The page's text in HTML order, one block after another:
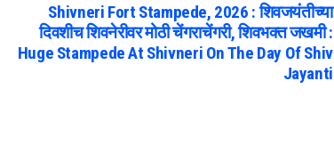
Shivneri Fort Stampede, 2026 : शिवजयंतीच्या
दिवशीच शिवनेरीवर मोठी चेंगराचेंगरी, शिवभक्त जखमी :
Huge Stampede At Shivneri On The Day Of Shiv
Jayanti